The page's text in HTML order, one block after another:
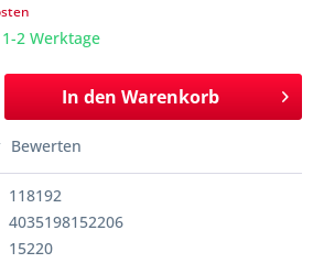
2 Werktage
In den Warenkorb
Bewerten
118192
4035198152206
15220